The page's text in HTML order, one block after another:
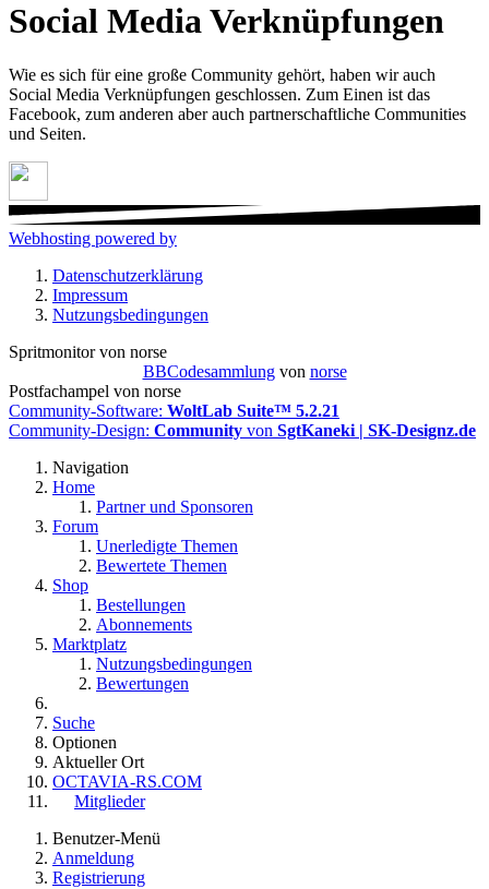
Social Media Verknüpfungen
Wie es sich für eine große Community gehört, haben wir auch
Social Media Verknüpfungen geschlossen. Zum Einen ist das
Facebook, zum anderen aber auch partnerschaftliche Communities
und Seiten.
Webhosting powered by
Datenschutzerklärung
Impressum
Nutzungsbedingungen
Spritmonitor von norse
BBCodesammlungvon norse
Postfachampel von norse
Community-Software: WoltLab Suite™ 5.2.21
Community-Design: Community von SgtKaneki | SK-Designz.de
Navigation
Home
Partner und Sponsoren
Forum
Unerledigte Themen
Bewertete Themen
Shop
Bestellungen
Abonnements
Marktplatz
Nutzungsbedingungen
Bewertungen
Suche
Optionen
Aktueller Ort
OCTAVIA-RS.COM
Mitglieder
Benutzer-Menü
Anmeldung
Registrierung